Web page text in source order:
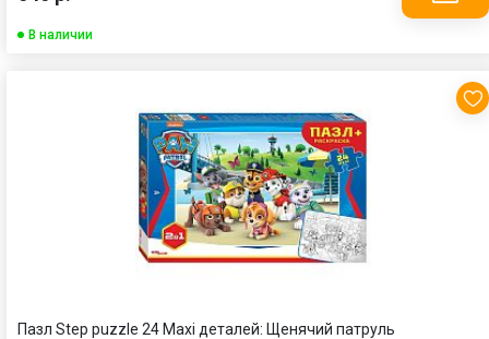
В наличии
Пазл Step puzzle 24 Maxi деталей: Щенячий патруль